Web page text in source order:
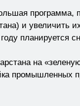
и увеличить
планируется
на
промышленных